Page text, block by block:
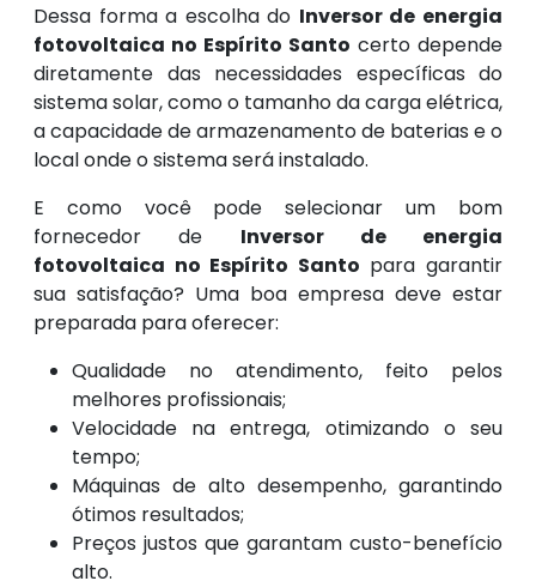
Dessa forma a escolha do Inversor de energia
fotovoltaica no Espírito Santo certo depende
diretamente das necessidades específicas do
sistema solar, como o tamanho da carga elétrica,
a capacidade de armazenamento de baterias e o
local onde o sistema será instalado.
E como você pode selecionar um bom
fornecedor de Inversor de energia
fotovoltaica no Espírito Santo para garantir
sua satisfação? Uma boa empresa deve estar
preparada para oferecer:
Qualidade no atendimento, feito pelos
melhores profissionais;
Velocidade na entrega, otimizando o seu
tempo;
Máquinas de alto desempenho, garantindo
ótimos resultados;
Preços justos que garantam custo-benefício
alto.